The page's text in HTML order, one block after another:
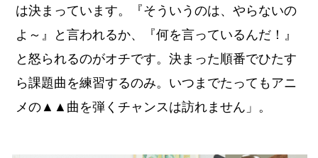
は決まっています。『そういうのは、やらないの
よ～』と言われるか、『何を言っているんだ！』
と怒られるのがオチです。決まった順番でひたす
ら課題曲を練習するのみ。いつまでたってもアニ
メの▲▲曲を弾くチャンスは訪れません」。